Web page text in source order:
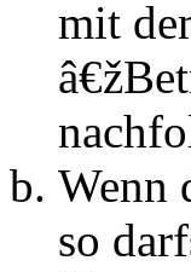
mit
Wenn
so